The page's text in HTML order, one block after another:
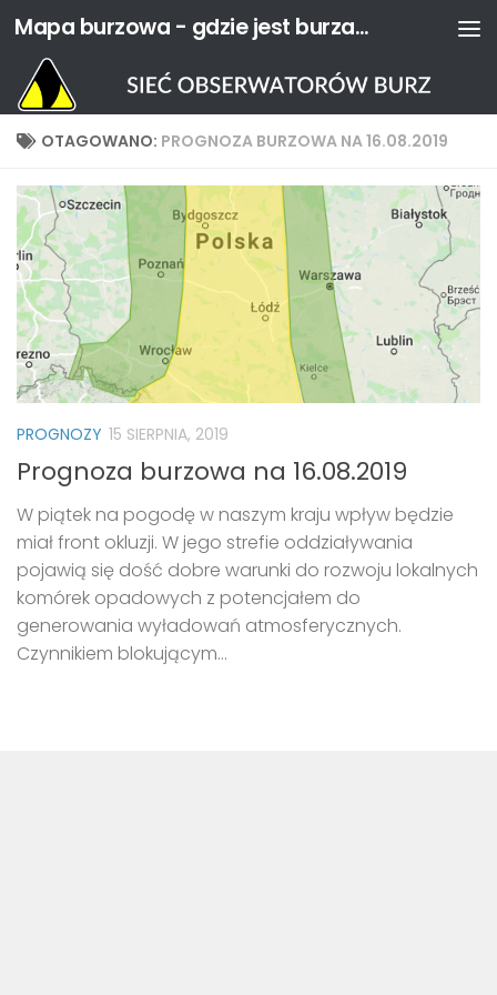
Przejdź do treści Mapa burzowa - gdzie jest burza? | Sieć Obserwatorów Burz
OTAGOWANO: PROGNOZA BURZOWA NA 16.08.2019
PROGNOZY 15 SIERPNIA, 2019
Prognoza burzowa na 16.08.2019
W piątek na pogodę w naszym kraju wpływ będzie
miał front okluzji. W jego strefie oddziaływania
pojawią się dość dobre warunki do rozwoju lokalnych
komórek opadowych z potencjałem do
generowania wyładowań atmosferycznych.
Czynnikiem blokującym...